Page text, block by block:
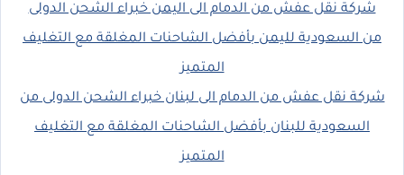
شركة نقل عفش من الدمام الى اليمن خبراء الشحن الدولى
من السعودية لليمن بأفضل الشاحنات المغلقة مع التغليف
المتميز
شركة نقل عفش من الدمام الى لبنان خبراء الشحن الدولى من
السعودية للبنان بأفضل الشاحنات المغلقة مع التغليف
المتميز